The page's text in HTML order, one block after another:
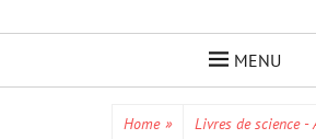
MENU
Home » Livres de science -